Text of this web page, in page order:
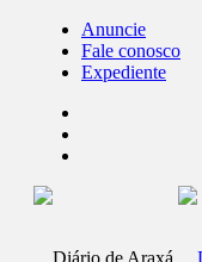
Anuncie
Fale conosco
Expediente